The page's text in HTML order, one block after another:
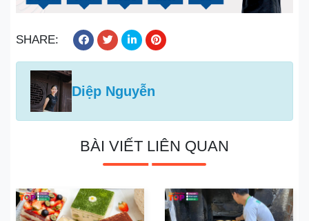
SHARE:
Diệp Nguyễn
BÀI VIẾT LIÊN QUAN